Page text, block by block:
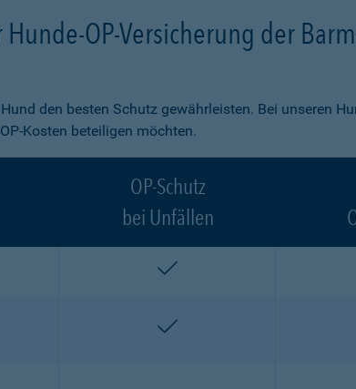
OP-Versicherung der
den besten Schutz gewährleisten. Bei unseren
Kosten beteiligen möchten.
OP-Schutz
bei Unfällen
enthalten
enthalten